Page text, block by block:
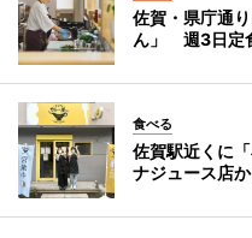
佐賀・県庁通
ん」 週3日定
食べる
佐賀駅近くに
ナジュース店